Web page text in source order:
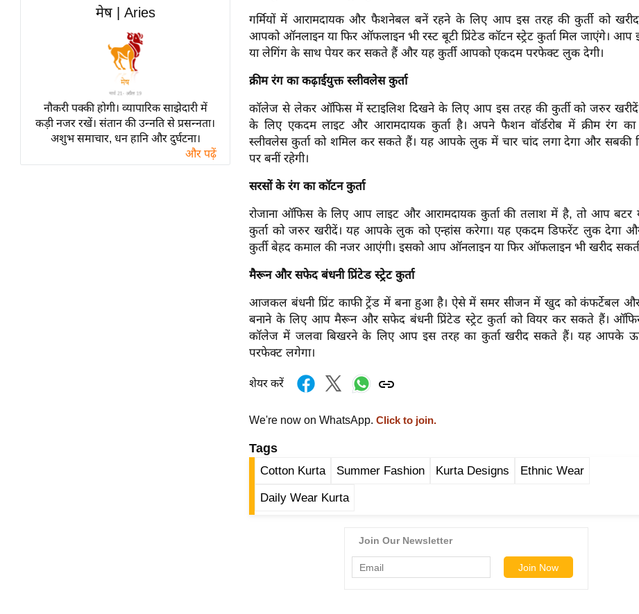
व्रत
त्योहार
राशिफल
विशेष
मेष | Aries
नौकरी पक्की होगी। व्यापारिक साझेदारी में
कड़ी नजर रखें। संतान की उन्नति से प्रसन्नता।
अशुभ समाचार, धन हानि और दुर्घटना।
और पढ़ें
गर्मियों में आरामदायक और फैशनेबल बनें रहने के लिए आप इस तरह की कुर्ती को
आपको ऑनलाइन या फिर ऑफलाइन भी रस्ट बूटी प्रिंटेड कॉटन स्ट्रेट कुर्ता मिल जाएंगे। आप
या लेगिंग के साथ पेयर कर सकते हैं और यह कुर्ती आपको एकदम परफेक्ट लुक देगी।
क्रीम रंग का कढ़ाईयुक्त स्लीवलेस कुर्ता
कॉलेज से लेकर ऑफिस में स्टाइलिश दिखने के लिए आप इस तरह की कुर्ती को जरुर
के लिए एकदम लाइट और आरामदायक कुर्ता है। अपने फैशन वॉर्डरोब में क्रीम रंग का
स्लीवलेस कुर्ता को शमिल कर सकते हैं। यह आपके लुक में चार चांद लगा देगा और सबकी
पर बनीं रहेगी।
सरसों के रंग का कॉटन कुर्ता
रोजाना ऑफिस के लिए आप लाइट और आरामदायक कुर्ता की तलाश में है, तो आप बटर
कुर्ता को जरुर खरीदें। यह आपके लुक को एन्हांस करेगा। यह एकदम डिफरेंट लुक देगा
कुर्ती बेहद कमाल की नजर आएंगी। इसको आप ऑनलाइन या फिर ऑफलाइन भी खरीद
मैरून और सफेद बंधनी प्रिंटेड स्ट्रेट कुर्ता
आजकल बंधनी प्रिंट काफी ट्रेंड में बना हुआ है। ऐसे में समर सीजन में खुद को कंफर्टेबल और
बनाने के लिए आप मैरून और सफेद बंधनी प्रिंटेड स्ट्रेट कुर्ता को वियर कर सकते हैं।
कॉलेज में जलवा बिखरने के लिए आप इस तरह का कुर्ता खरीद सकते हैं। यह आपके
परफेक्ट लगेगा।
शेयर करें
We're now on WhatsApp. Click to join.
Tags
Cotton Kurta Summer Fashion Kurta Designs Ethnic Wear
Daily Wear Kurta